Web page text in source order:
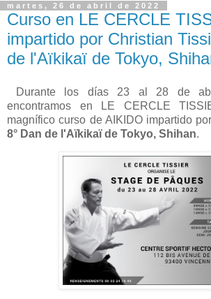
martes, 26 de abril de 2022
Curso en LE CERCLE
impartido por Christian
de l'Aïkikaï de Tokyo,
Durante los días 23 al 28 de
encontramos en LE CERCLE
magnífico curso de AIKIDO impartido por
8° Dan de l'Aïkikaï de Tokyo, Shihan.